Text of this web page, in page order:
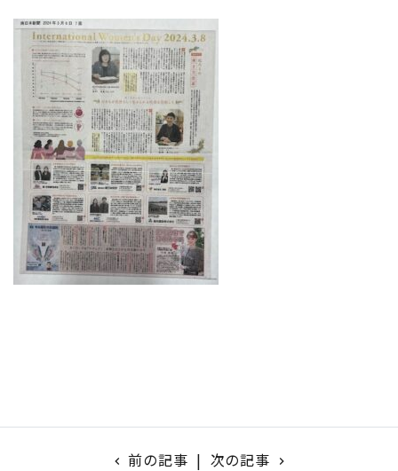
chevron_left 前の記事 | 次の記事 navigate_next